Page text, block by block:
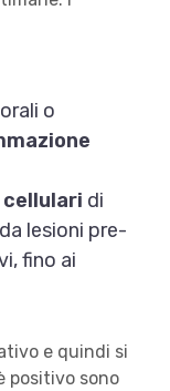
o
cellulari di
lesioni pre-
fino ai
e quindi si
positivo sono